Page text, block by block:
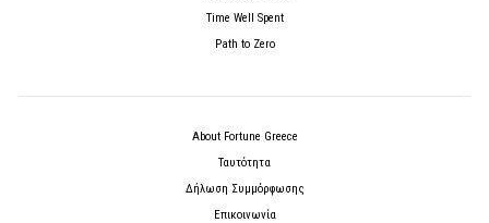
Time Well Spent
Path to Zero
About Fortune Greece
Ταυτότητα
Δήλωση Συμμόρφωσης
Επικοινωνία